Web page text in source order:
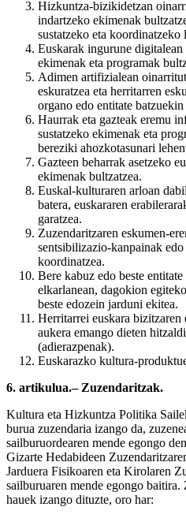
Hizkuntza-bizikidetzan
indartzeko ekimenak
sustatzeko eta koordinatzeko
Euskarak ingurune digitalean
ekimenak eta programak
Adimen artifizialean
eskuratzea eta herritarren
organo edo entitate
Haurrak eta gazteak eremu
sustatzeko ekimenak eta
bereziki ahozkotasunari
Gazteen beharrak asetzeko
ekimenak bultzatzea.
Euskal-kulturaren arloan
batera, euskararen
garatzea.
Zuzendaritzaren eskumen-
sentsibilizazio-kanpainak
koordinatzea.
Bere kabuz edo beste
elkarlanean, dagokion
beste edozein jarduni ekitea.
Herritarrei euskara
aukera emango dieten
(adierazpenak).
Euskarazko kultura-
6. artikulua.– Zuzendaritzak.
Kultura eta Hizkuntza Politika
burua zuzendaria izango da,
sailburuordearen mende egongo
Gizarte Hedabideen
Jarduera Fisikoaren eta Kirolaren
sailburuaren mende egongo
hauek izango dituzte, oro har: